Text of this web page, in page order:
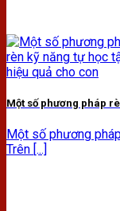
Một số phương pháp
Một số phương
Trên [...]